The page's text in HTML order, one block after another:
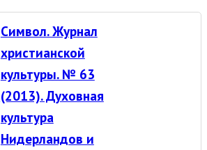
Символ. Журнал
христианской
культуры. № 63
(2013). Духовная
культура
Нидерландов и